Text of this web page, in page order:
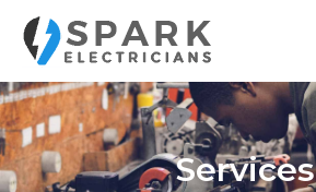
content
Services